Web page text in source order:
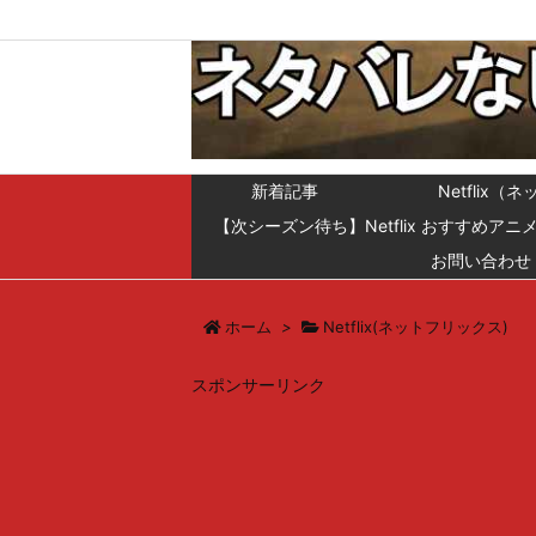
新着記事 Netflix（ネ
【次シーズン待ち】Netflix おすすめアニメ
お問い合わせ
ホーム > Netflix(ネットフリックス)
スポンサーリンク